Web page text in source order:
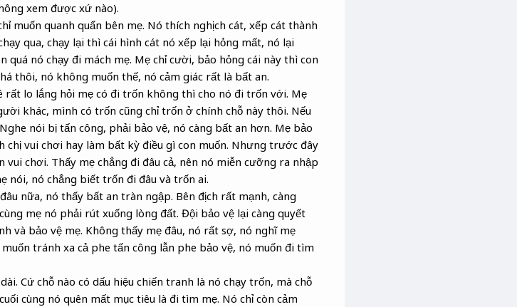
xem được xứ nào).
muốn quanh quẩn bên mẹ. Nó thích nghịch cát, xếp cát thành
qua, chạy lại thì cái hình cát nó xếp lại hỏng mất, nó lại
quá nó chạy đi mách mẹ. Mẹ chỉ cười, bảo hỏng cái này thì con
thôi, nó không muốn thế, nó cảm giác rất là bất an.
rất lo lắng hỏi mẹ có đi trốn không thì cho nó đi trốn với. Mẹ
khác, mình có trốn cũng chỉ trốn ở chính chỗ này thôi. Nếu
nói bị tấn công, phải bảo vệ, nó càng bất an hơn. Mẹ bảo
chị vui chơi hay làm bất kỳ điều gì con muốn. Nhưng trước đây
chơi. Thấy mẹ chẳng đi đâu cả, nên nó miễn cưỡng ra nhập
nói, nó chẳng biết trốn đi đâu và trốn ai.
nữa, nó thấy bất an tràn ngập. Bên địch rất mạnh, càng
mẹ nó phải rút xuống lòng đất. Đội bảo vệ lại càng quyết
và bảo vệ mẹ. Không thấy mẹ đâu, nó rất sợ, nó nghĩ mẹ
tránh xa cả phe tấn công lẫn phe bảo vệ, nó muốn đi tìm
Cứ chỗ nào có dấu hiệu chiến tranh là nó chạy trốn, mà chỗ
cùng nó quên mất mục tiêu là đi tìm mẹ. Nó chỉ còn cảm